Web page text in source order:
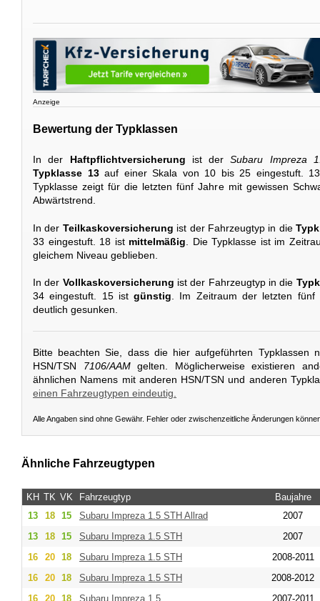
Anzeige
Bewertung der Typklassen
In der Haftpflichtversicherung ist derSubaru Impreza
Typklasse 13auf einer Skala von 10 bis 25 eingestuft.
Typklasse zeigt für die letzten fünf Jahre mit gewissen
Abwärtstrend.
In der Teilkaskoversicherung ist der Fahrzeugtyp in die
33 eingestuft. 18 ist mittelmäßig . Die Typklasse ist im
gleichem Niveau geblieben.
In der Vollkaskoversicherung ist der Fahrzeugtyp in die
34 eingestuft. 15 istgünstig. Im Zeitraum der letzten fünf
deutlich gesunken.
Bitte beachten Sie, dass die hier aufgeführten Typklassen
HSN/TSN 7106/AAMgelten. Möglicherweise existieren
ähnlichen Namens mit anderen HSN/TSN und anderen
einen Fahrzeugtypen eindeutig.
Alle Angaben sind ohne Gewähr. Fehler oder zwischenzeitliche Änderungen
Ähnliche Fahrzeugtypen
KH TK VK Fahrzeugtyp
Baujahre
13
18 15 Subaru Impreza 1.5 STH Allrad
2007
13
18 15 Subaru Impreza 1.5 STH
2007
16
20 18 Subaru Impreza 1.5 STH
2008-2011
16
20 18 Subaru Impreza 1.5 STH
2008-2012
16
20 18 Subaru Impreza 1.5 2007-2011